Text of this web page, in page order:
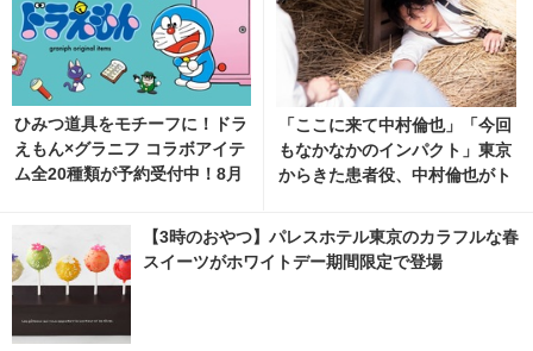
ひみつ道具をモチーフに！ドラ
えもん×グラニフ コラボアイテ
ム全20種類が予約受付中！8月
「ここに来て中村倫也」「今回
もなかなかのインパクト」東京
からきた患者役、中村倫也がト
【3時のおやつ】パレスホテル東京のカラフルな春
スイーツがホワイトデー期間限定で登場